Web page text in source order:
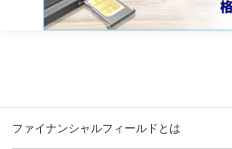
ファイナンシャルフィールドとは